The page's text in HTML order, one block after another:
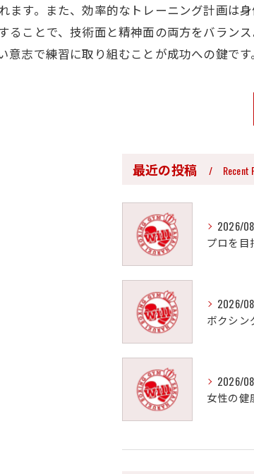
す。また、効率的なトレーニング計画は
ことで、技術面と精神面の両方をバラン
志で練習に取り組むことが成功への鍵です。
最近の投稿 Recent
2026/
2026/
2026/